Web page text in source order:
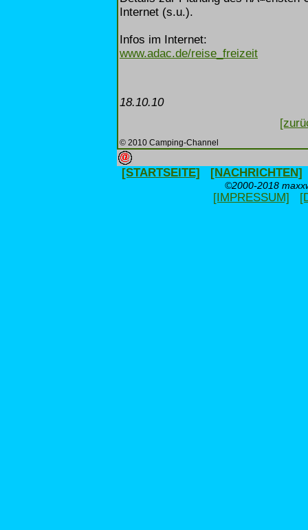
Internet (s.u.).
Infos im Internet:
www.adac.de/reise_freizeit
18.10.10
© 2010 Camping-Channel
[STARTSEITE] [NACHRICHTEN]
©2000-2018
[IMPRESSUM]